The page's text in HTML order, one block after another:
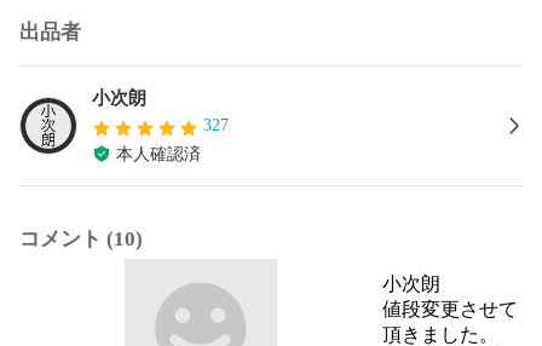
出品者
小次朗
327
本人確認済
コメント (10)
小次朗
値段変更させて
頂きました。